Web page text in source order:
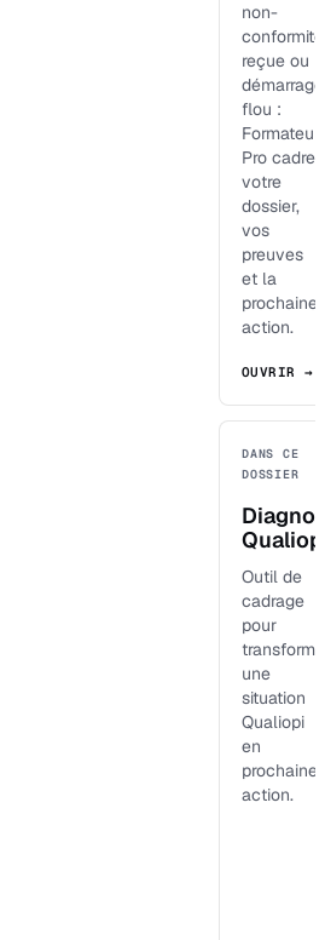
non-
conformité
reçue ou
démarrage
flou :
Formateur
Pro cadre
votre
dossier,
vos
preuves
et la
prochaine
action.
OUVRIR →
DANS CE
DOSSIER
Outil de
cadrage
pour
une
situation
Qualiopi
en
prochaine
action.